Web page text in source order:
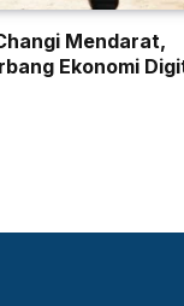
Mendarat,
Ekonomi